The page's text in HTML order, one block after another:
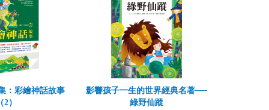
：彩繪神話故事
（2）
影響孩子一生的世界經典名著──
綠野仙蹤